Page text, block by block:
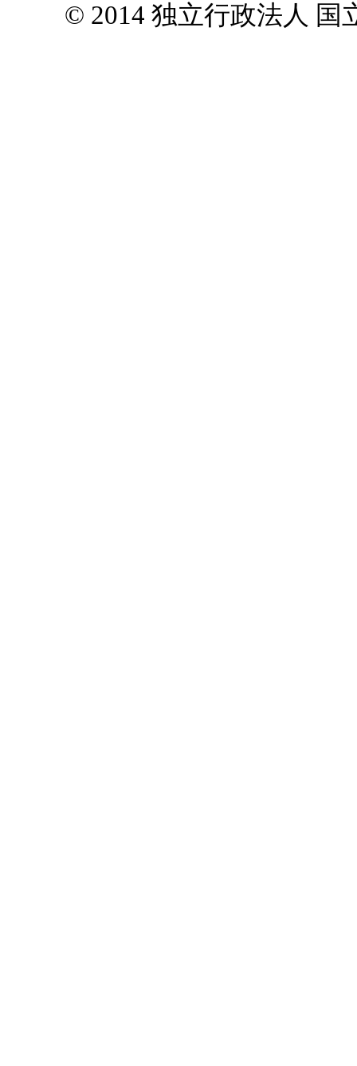
© 2014 独立行政法人 国